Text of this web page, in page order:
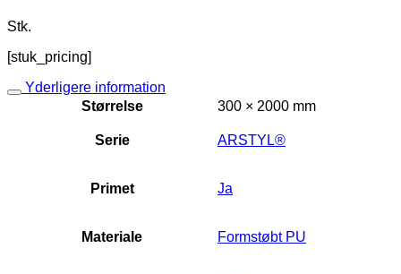
Stk.
[stuk_pricing]
Yderligere information
Størrelse
300 × 2000 mm
Serie ARSTYL®
Primet Ja
Materiale Formstøbt PU